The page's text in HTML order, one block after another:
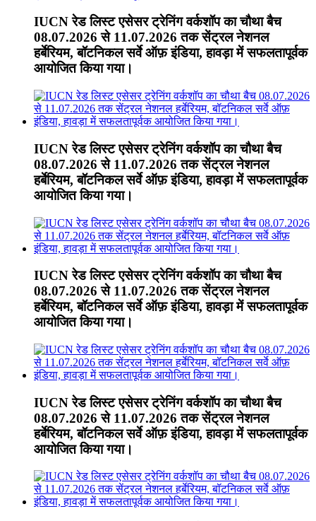
IUCN रेड लिस्ट एसेसर ट्रेनिंग वर्कशॉप का चौथा बैच
08.07.2026 से 11.07.2026 तक सेंट्रल नेशनल
हर्बेरियम, बॉटनिकल सर्वे ऑफ़ इंडिया, हावड़ा में सफलतापूर्वक
आयोजित किया गया।
IUCN रेड लिस्ट एसेसर ट्रेनिंग वर्कशॉप का चौथा बैच
08.07.2026 से 11.07.2026 तक सेंट्रल नेशनल
हर्बेरियम, बॉटनिकल सर्वे ऑफ़ इंडिया, हावड़ा में सफलतापूर्वक
आयोजित किया गया।
IUCN रेड लिस्ट एसेसर ट्रेनिंग वर्कशॉप का चौथा बैच
08.07.2026 से 11.07.2026 तक सेंट्रल नेशनल
हर्बेरियम, बॉटनिकल सर्वे ऑफ़ इंडिया, हावड़ा में सफलतापूर्वक
आयोजित किया गया।
IUCN रेड लिस्ट एसेसर ट्रेनिंग वर्कशॉप का चौथा बैच
08.07.2026 से 11.07.2026 तक सेंट्रल नेशनल
हर्बेरियम, बॉटनिकल सर्वे ऑफ़ इंडिया, हावड़ा में सफलतापूर्वक
आयोजित किया गया।